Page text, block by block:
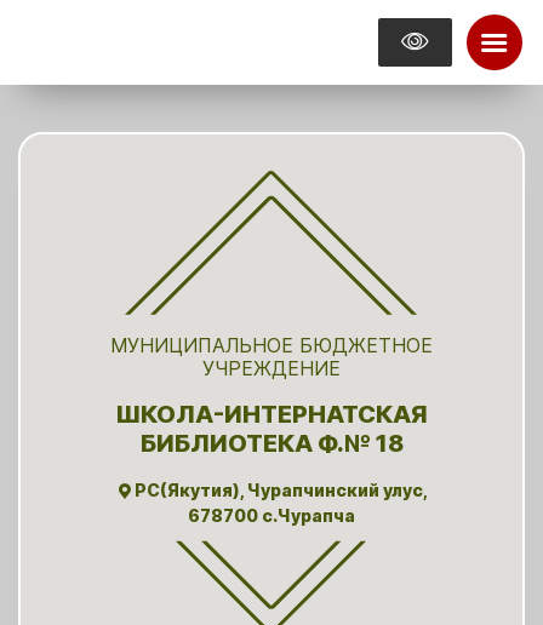
МУНИЦИПАЛЬНОЕ БЮДЖЕТНОЕ
УЧРЕЖДЕНИЕ
ШКОЛА-ИНТЕРНАТСКАЯ
БИБЛИОТЕКА Ф.№ 18
РС(Якутия), Чурапчинский улус,
678700 с.Чурапча